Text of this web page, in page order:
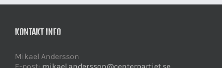
KONTAKT INFO
Mikael Andersson